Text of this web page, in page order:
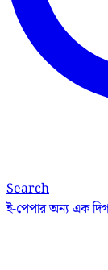
Search
ই-পেপারঅন্য এক